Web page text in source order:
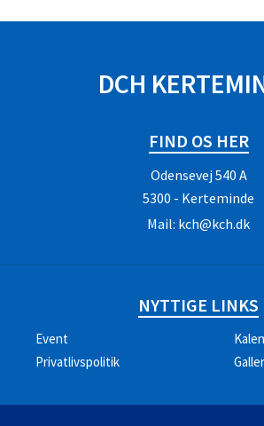
DCH
FIND OS HER
Odensevej 540 A
5300 - Kerteminde
Mail: kch@kch.dk
NYTTIGE LINKS
Event
Privatlivspolitik